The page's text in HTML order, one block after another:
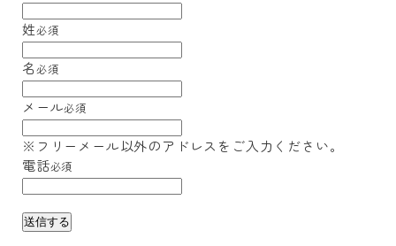
姓必須
名必須
メール必須
※フリーメール以外のアドレスをご入力ください。
電話必須